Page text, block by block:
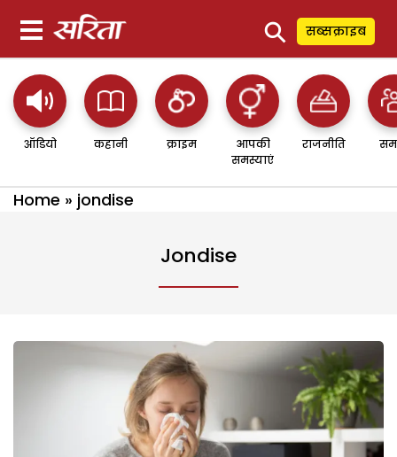
⚲ सब्सक्राइब
ऑडियो कहानी क्राइम
आपकी
समस्याएं
राजनीति
Home » jondise
Jondise